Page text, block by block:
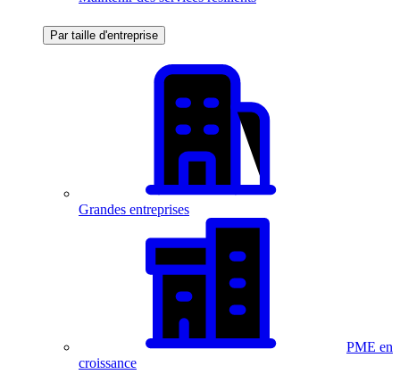
Par taille d'entreprise
Grandes entreprises
PME en
croissance